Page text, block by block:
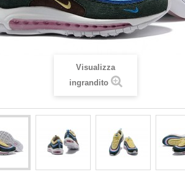
Visualizza
ingrandito